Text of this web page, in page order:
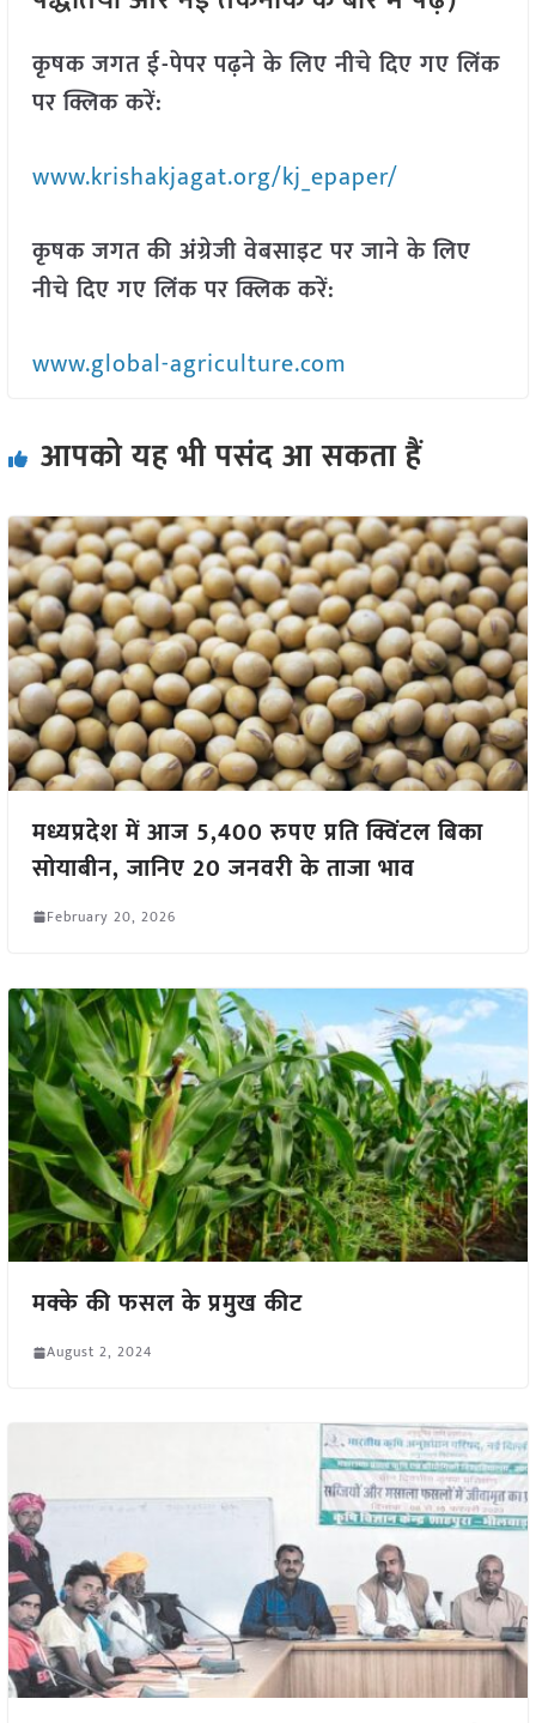
कृषक जगत ई-पेपर पढ़ने के लिए नीचे दिए गए लिंक
पर क्लिक करें:
www.krishakjagat.org/kj_epaper/
कृषक जगत की अंग्रेजी वेबसाइट पर जाने के लिए
नीचे दिए गए लिंक पर क्लिक करें:
www.global-agriculture.com
आपको यह भी पसंद आ सकता हैं
मध्यप्रदेश में आज 5,400 रुपए प्रति क्विंटल बिका
सोयाबीन, जानिए 20 जनवरी के ताजा भाव
February 20, 2026
मक्के की फसल के प्रमुख कीट
August 2, 2024